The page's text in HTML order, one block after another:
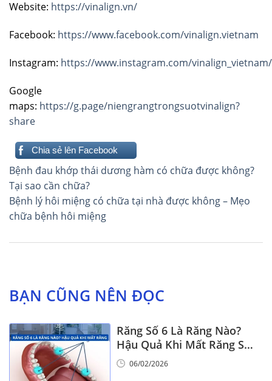
Website: https://vinalign.vn/
Facebook: https://www.facebook.com/vinalign.vietnam
Instagram: https://www.instagram.com/vinalign_vietnam/
Google
maps: https://g.page/niengrangtrongsuotvinalign?
share
Chia sẻ lên Facebook
Điều
hướng
bài
viết
Bệnh đau khớp thái dương hàm có chữa được không?
Tại sao cần chữa?
Bệnh lý hôi miệng có chữa tại nhà được không – Mẹo
chữa bệnh hôi miệng
BẠN CŨNG NÊN ĐỌC
Răng Số 6 Là Răng Nào?
Hậu Quả Khi Mất Răng Số
6
06/02/2026